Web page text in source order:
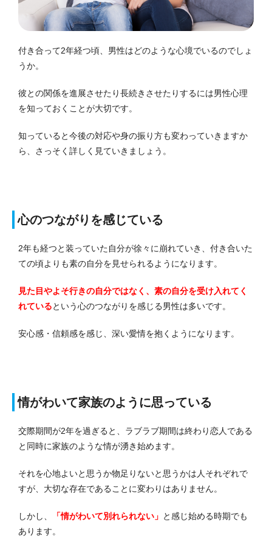
付き合って2年経つ頃、男性はどのような心境でいるのでしょ
うか。
彼との関係を進展させたり長続きさせたりするには男性心理
を知っておくことが大切です。
知っていると今後の対応や身の振り方も変わっていきますか
ら、さっそく詳しく見ていきましょう。
心のつながりを感じている
2年も経つと装っていた自分が徐々に崩れていき、付き合いた
ての頃よりも素の自分を見せられるようになります。
見た目やよそ行きの自分ではなく、素の自分を受け入れてく
れているという心のつながりを感じる男性は多いです。
安心感・信頼感を感じ、深い愛情を抱くようになります。
情がわいて家族のように思っている
交際期間が2年を過ぎると、 ラブラブ期間は終わり恋人である
と同時に家族のような情が湧き始めます。
それを心地よいと思うか物足りないと思うかは人それぞれで
すが、大切な存在であることに変わりはありません。
しかし、 「情がわいて別れられない」 と感じ始める時期でも
あります。